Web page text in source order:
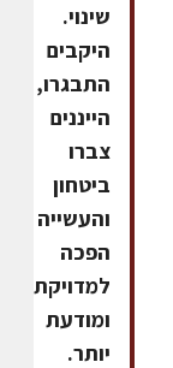
שינוי.
היקבים
התבגרו,
הייננים
צברו
ביטחון
והעשייה
הפכה
למדויקת
ומודעת
יותר.